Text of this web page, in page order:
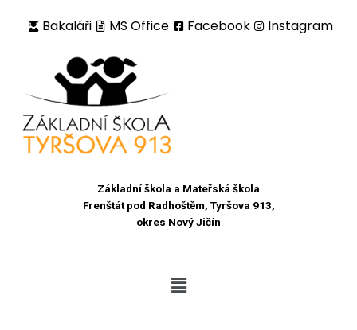
Bakaláři MS Office Facebook Instagram
Základní škola a Mateřská škola
Frenštát pod Radhoštěm, Tyršova 913,
okres Nový Jičín